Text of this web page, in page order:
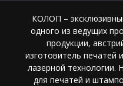
КОЛОП –
одного из ведущих
продукции,
изготовитель печатей
лазерной технологии.
для печатей и